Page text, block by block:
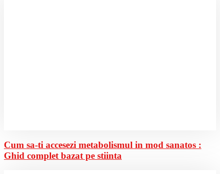
Cum sa-ti accesezi metabolismul in mod sanatos :
Ghid complet bazat pe stiinta